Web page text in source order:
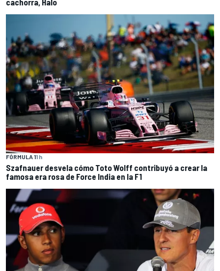
FÓRMULA 11 h
Szafnauer desvela cómo Toto Wolff contribuyó a crear la
famosa era rosa de Force India en la F1